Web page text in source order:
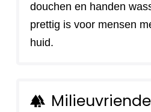
douchen en handen
prettig is voor mensen
huid.
forest